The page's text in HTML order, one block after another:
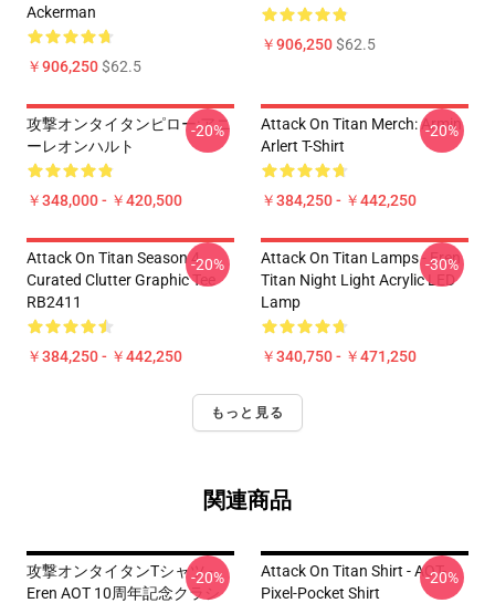
Ackerman
￥906,250$62.5
￥906,250$62.5
攻撃オンタイタンピロー:アニ
ーレオンハルト
￥348,000 - ￥420,500
-20%
Attack On Titan Merch: Armin
Arlert T-Shirt
￥384,250 - ￥442,250
-20%
Attack On Titan Season 4
Curated Clutter Graphic Tee
RB2411
￥384,250 - ￥442,250
-20%
Attack On Titan Lamps - Eren
Titan Night Light Acrylic LED
Lamp
￥340,750 - ￥471,250
-30%
もっと見る
関連商品
攻撃オンタイタンTシャツ -
Eren AOT 10周年記念クラシ
-20%
Attack On Titan Shirt - AOT-
Pixel-Pocket Shirt
-20%